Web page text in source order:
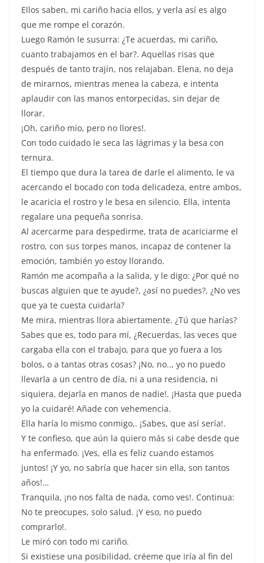
Ellos saben, mi cariño hacia ellos, y verla así es algo
que me rompe el corazón.
Luego Ramón le susurra: ¿Te acuerdas, mi cariño,
cuanto trabajamos en el bar?. Aquellas risas que
después de tanto trajín, nos relajaban. Elena, no deja
de mirarnos, mientras menea la cabeza, e intenta
aplaudir con las manos entorpecidas, sin dejar de
llorar.
¡Oh, cariño mío, pero no llores!.
Con todo cuidado le seca las lágrimas y la besa con
ternura.
El tiempo que dura la tarea de darle el alimento, le va
acercando el bocado con toda delicadeza, entre ambos,
le acaricia el rostro y le besa en silencio. Ella, intenta
regalare una pequeña sonrisa.
Al acercarme para despedirme, trata de acariciarme el
rostro, con sus torpes manos, incapaz de contener la
emoción, también yo estoy llorando.
Ramón me acompaña a la salida, y le digo: ¿Por qué no
buscas alguien que te ayude?, ¿así no puedes?, ¿No ves
que ya te cuesta cuidarla?
Me mira, mientras llora abiertamente. ¿Tú que harías?
Sabes que es, todo para mí, ¿Recuerdas, las veces que
cargaba ella con el trabajo, para que yo fuera a los
bolos, o a tantas otras cosas? ¡No, no.., yo no puedo
llevarla a un centro de día, ni a una residencia, ni
siquiera, dejarla en manos de nadie!. ¡Hasta que pueda
yo la cuidaré! Añade con vehemencia.
Ella haría lo mismo conmigo,. ¡Sabes, que así sería!.
Y te confieso, que aún la quiero más si cabe desde que
ha enfermado. ¡Ves, ella es feliz cuando estamos
juntos! ¡Y yo, no sabría que hacer sin ella, son tantos
años!…
Tranquila, ¡no nos falta de nada, como ves!. Continua:
No te preocupes, solo salud. ¡Y eso, no puedo
comprarlo!.
Le miró con todo mi cariño.
Si existiese una posibilidad, créeme que iría al fin del